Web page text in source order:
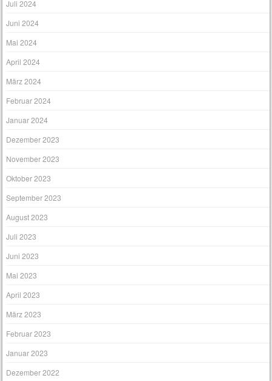
Juli 2024
Juni 2024
Mai 2024
April 2024
März 2024
Februar 2024
Januar 2024
Dezember 2023
November 2023
Oktober 2023
September 2023
August 2023
Juli 2023
Juni 2023
Mai 2023
April 2023
März 2023
Februar 2023
Januar 2023
Dezember 2022